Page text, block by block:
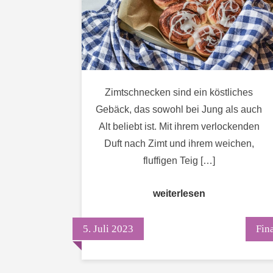
Welt
der
Zimtschnecken sind ein köstliches
Gebäck, das sowohl bei Jung als auch
Alt beliebt ist. Mit ihrem verlockenden
Duft nach Zimt und ihrem weichen,
fluffigen Teig […]
weiterlesen
5. Juli 2023